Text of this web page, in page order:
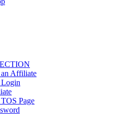
Affiliate
Page